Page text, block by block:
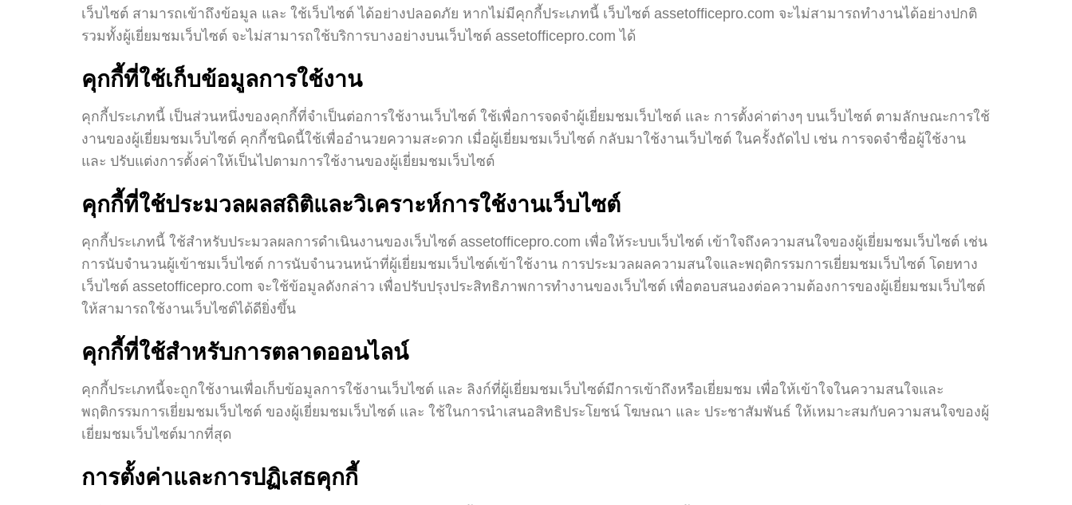
เว็บไซต์ สามารถเข้าถึงข้อมูล และ ใช้เว็บไซต์ ได้อย่างปลอดภัย หากไม่มีคุกกี้ประเภทนี้ เว็บไซต์ assetofficepro.com จะไม่สามารถทำงานได้อย่างปกติ
รวมทั้งผู้เยี่ยมชมเว็บไซต์ จะไม่สามารถใช้บริการบางอย่างบนเว็บไซต์ assetofficepro.com ได้
คุกกี้ที่ใช้เก็บข้อมูลการใช้งาน
คุกกี้ประเภทนี้ เป็นส่วนหนึ่งของคุกกี้ที่จำเป็นต่อการใช้งานเว็บไซต์ ใช้เพื่อการจดจำผู้เยี่ยมชมเว็บไซต์ และ การตั้งค่าต่างๆ บนเว็บไซต์ ตามลักษณะการใช้
งานของผู้เยี่ยมชมเว็บไซต์ คุกกี้ชนิดนี้ใช้เพื่ออำนวยความสะดวก เมื่อผู้เยี่ยมชมเว็บไซต์ กลับมาใช้งานเว็บไซต์ ในครั้งถัดไป เช่น การจดจำชื่อผู้ใช้งาน
และ ปรับแต่งการตั้งค่าให้เป็นไปตามการใช้งานของผู้เยี่ยมชมเว็บไซต์
คุกกี้ที่ใช้ประมวลผลสถิติและวิเคราะห์การใช้งานเว็บไซต์
คุกกี้ประเภทนี้ ใช้สำหรับประมวลผลการดำเนินงานของเว็บไซต์ assetofficepro.com เพื่อให้ระบบเว็บไซต์ เข้าใจถึงความสนใจของผู้เยี่ยมชมเว็บไซต์ เช่น
การนับจำนวนผู้เข้าชมเว็บไซต์ การนับจำนวนหน้าที่ผู้เยี่ยมชมเว็บไซต์เข้าใช้งาน การประมวลผลความสนใจและพฤติกรรมการเยี่ยมชมเว็บไซต์ โดยทาง
เว็บไซต์ assetofficepro.com จะใช้ข้อมูลดังกล่าว เพื่อปรับปรุงประสิทธิภาพการทำงานของเว็บไซต์ เพื่อตอบสนองต่อความต้องการของผู้เยี่ยมชมเว็บไซต์
ให้สามารถใช้งานเว็บไซต์ได้ดียิ่งขึ้น
คุกกี้ที่ใช้สำหรับการตลาดออนไลน์
คุกกี้ประเภทนี้จะถูกใช้งานเพื่อเก็บข้อมูลการใช้งานเว็บไซต์ และ ลิงก์ที่ผู้เยี่ยมชมเว็บไซต์มีการเข้าถึงหรือเยี่ยมชม เพื่อให้เข้าใจในความสนใจและ
พฤติกรรมการเยี่ยมชมเว็บไซต์ ของผู้เยี่ยมชมเว็บไซต์ และ ใช้ในการนำเสนอสิทธิประโยชน์ โฆษณา และ ประชาสัมพันธ์ ให้เหมาะสมกับความสนใจของผู้
เยี่ยมชมเว็บไซต์มากที่สุด
การตั้งค่าและการปฏิเสธคุกกี้